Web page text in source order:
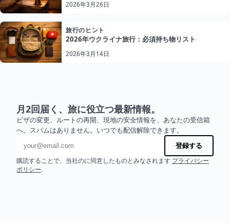
2026年3月26日
旅行のヒント
2026年ウクライナ旅行：必須持ち物リスト
2026年3月14日
月2回届く、旅に役立つ最新情報。
ビザの変更、ルートの再開、現地の安全情報を、あなたの受信箱
へ。スパムはありません。いつでも配信解除できます。
メールアドレス
登録する
購読することで、当社のに同意したものとみなされます プライバシー
ポリシー.